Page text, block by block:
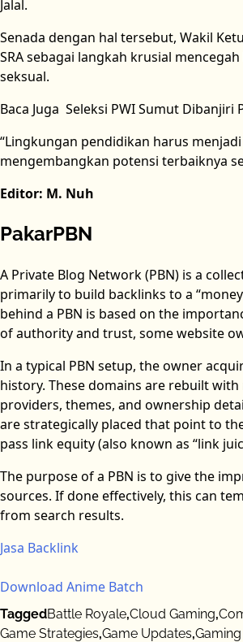
Jalal.
Senada dengan hal tersebut, Wakil
SRA sebagai langkah krusial
seksual.
Baca Juga Seleksi PWI Sumut Dibanjiri
“Lingkungan pendidikan harus
mengembangkan potensi terbaiknya
Editor: M. Nuh
PakarPBN
A Private Blog Network (PBN) is a
primarily to build backlinks to a
behind a PBN is based on the
of authority and trust, some website
In a typical PBN setup, the owner
history. These domains are rebuilt
providers, themes, and ownership
are strategically placed that point to
pass link equity (also known as “link
The purpose of a PBN is to give the
sources. If done effectively, this can
from search results.
Jasa Backlink
Download Anime Batch
TaggedBattle Royale,Cloud Gaming,
Game Strategies,Game Updates,